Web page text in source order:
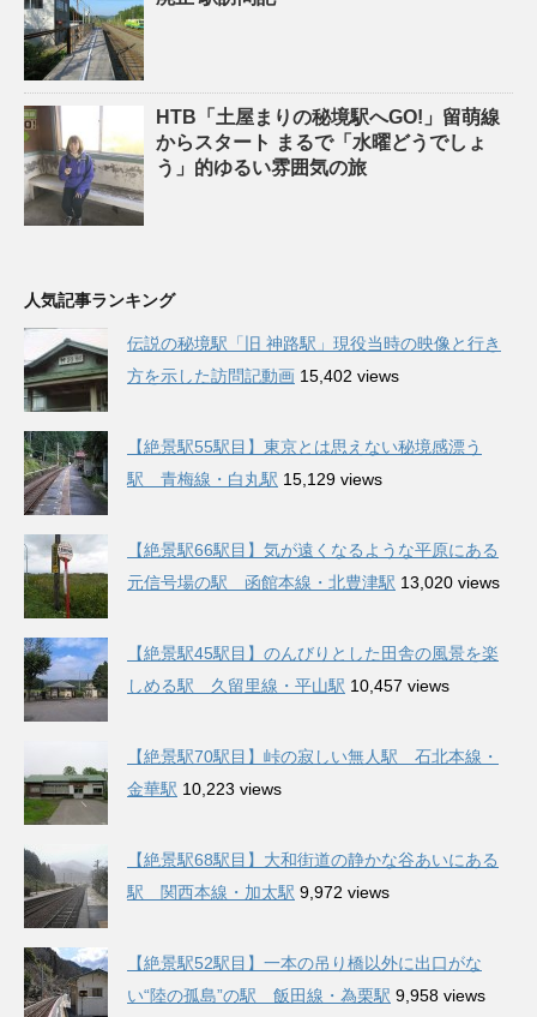
HTB「土屋まりの秘境駅へGO!」留萌線
からスタート まるで「水曜どうでしょ
う」的ゆるい雰囲気の旅
人気記事ランキング
伝説の秘境駅「旧 神路駅」現役当時の映像と行き
方を示した訪問記動画 15,402 views
【絶景駅55駅目】東京とは思えない秘境感漂う
駅 青梅線・白丸駅 15,129 views
【絶景駅66駅目】気が遠くなるような平原にある
元信号場の駅 函館本線・北豊津駅 13,020 views
【絶景駅45駅目】のんびりとした田舎の風景を楽
しめる駅 久留里線・平山駅 10,457 views
【絶景駅70駅目】峠の寂しい無人駅 石北本線・
金華駅 10,223 views
【絶景駅68駅目】大和街道の静かな谷あいにある
駅 関西本線・加太駅 9,972 views
【絶景駅52駅目】一本の吊り橋以外に出口がな
い“陸の孤島”の駅 飯田線・為栗駅 9,958 views